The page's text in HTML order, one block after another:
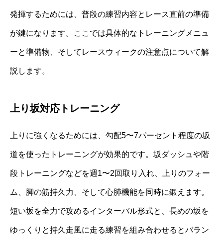
発揮するためには、普段の練習内容とレース直前の準備
が鍵になります。ここでは具体的なトレーニングメニュ
ーと準備物、そしてレースウィークの注意点について解
説します。
上り坂対応トレーニング
上りに強くなるためには、勾配5〜7パーセント程度の坂
道を使ったトレーニングが効果的です。坂ダッシュや階
段トレーニングなどを週1〜2回取り入れ、上りのフォー
ム、脚の筋持久力、そして心肺機能を同時に鍛えます。
短い坂を全力で攻めるインターバル形式と、長めの坂を
ゆっくりと持久走風に走る練習を組み合わせるとバラン